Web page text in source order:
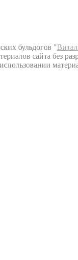
бульдогов "
сайта без